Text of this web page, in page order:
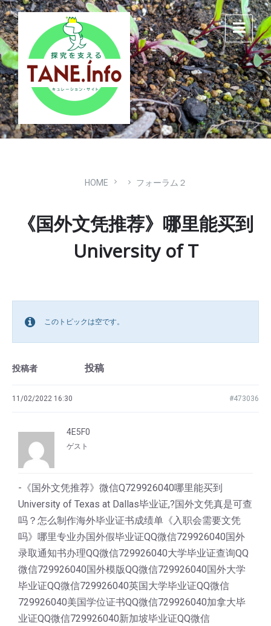
Skip
to
content
Skip
to
main
navigation
Skip
to
footer
HOME フォーラム２
《国外文凭推荐》哪里能买到
University of T
このトピックは空です。
投稿者 投稿
11/02/2022 16:30 #473036
4E5F0
ゲスト
-《国外文凭推荐》微信Q729926040哪里能买到
University of Texas at Dallas毕业证,?国外文凭真是可查
吗？怎么制作海外毕业证书成绩单《入职会需要文凭
吗》哪里专业办国外假毕业证QQ微信729926040国外
录取通知书办理QQ微信729926040大学毕业证查询QQ
微信729926040国外模版QQ微信729926040国外大学
毕业证QQ微信729926040英国大学毕业证QQ微信
729926040美国学位证书QQ微信729926040加拿大毕
业证QQ微信729926040新加坡毕业证QQ微信